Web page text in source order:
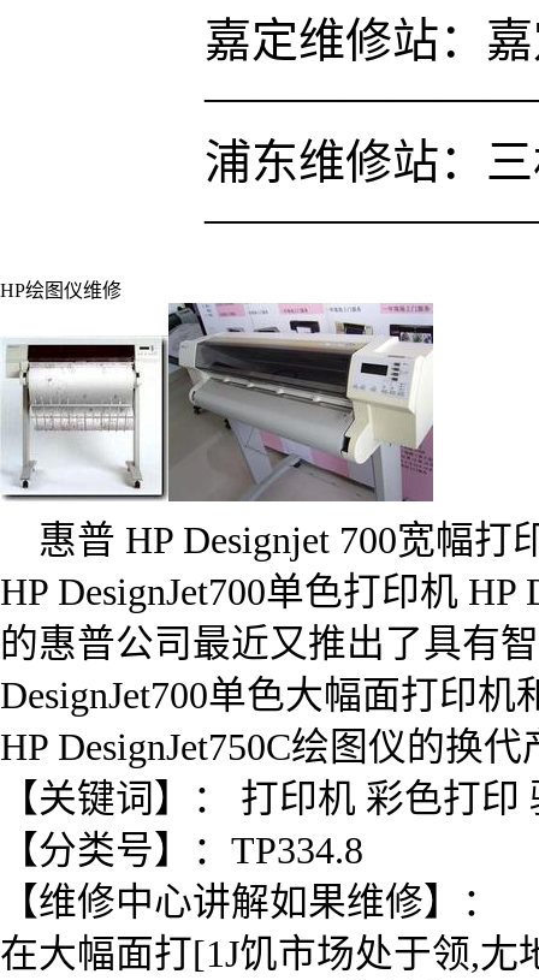
嘉定维修站：
浦东维修站：
HP绘图仪维修
惠普 HP Designjet 700宽幅
HP DesignJet700单色打印机
的惠普公司最近又推出了具有
DesignJet700单色大幅面打印机
HP DesignJet750C绘图仪的换代
【关键词】： 打印机 彩色打
【分类号】：TP334.8
【维修中心讲解如果维修】：
在大幅面打[1J饥市场处于领,